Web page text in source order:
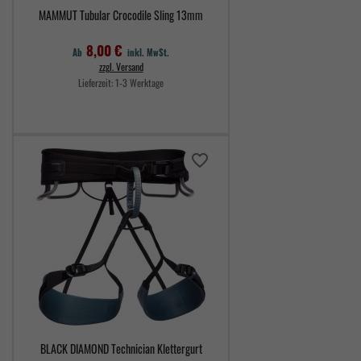
MAMMUT Tubular Crocodile Sling 13mm
Ab 8,00 € inkl. MwSt.
zzgl. Versand
Lieferzeit:1-3 Werktage
BLACK DIAMOND Technician Klettergurt
favorite_border